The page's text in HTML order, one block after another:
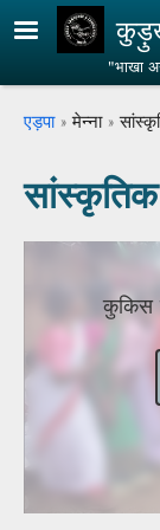
Skip to main
"भाखा
एड़पा मेन्ना
कुकिस